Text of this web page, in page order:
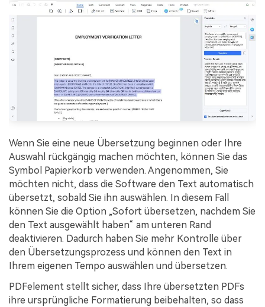
Wenn Sie eine neue Übersetzung beginnen oder Ihre
Auswahl rückgängig machen möchten, können Sie das
Symbol Papierkorb verwenden. Angenommen, Sie
möchten nicht, dass die Software den Text automatisch
übersetzt, sobald Sie ihn auswählen. In diesem Fall
können Sie die Option „Sofort übersetzen, nachdem Sie
den Text ausgewählt haben“ am unteren Rand
deaktivieren. Dadurch haben Sie mehr Kontrolle über
den Übersetzungsprozess und können den Text in
Ihrem eigenen Tempo auswählen und übersetzen.
PDFelement stellt sicher, dass Ihre übersetzten PDFs
ihre ursprüngliche Formatierung beibehalten, so dass